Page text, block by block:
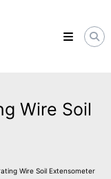
Wire Soil
Wire Soil Extensometer